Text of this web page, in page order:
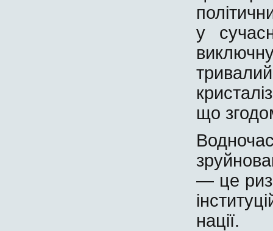
у
що
— це
нації.